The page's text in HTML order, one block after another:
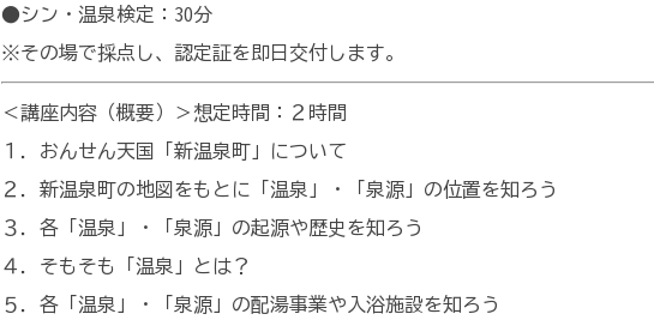
●シン・温泉検定：30分
※その場で採点し、認定証を即日交付します。
＜講座内容（概要）＞想定時間：２時間
１．おんせん天国「新温泉町」について
２．新温泉町の地図をもとに「温泉」・「泉源」の位置を知ろう
３．各「温泉」・「泉源」の起源や歴史を知ろう
４．そもそも「温泉」とは？
５．各「温泉」・「泉源」の配湯事業や入浴施設を知ろう